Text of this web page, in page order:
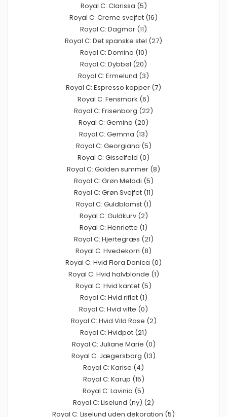
Royal C: Clarissa (5)
Royal C: Creme svejfet (16)
Royal C: Dagmar (11)
Royal C: Det spanske stel (27)
Royal C: Domino (10)
Royal C: Dybbøl (20)
Royal C: Ermelund (3)
Royal C: Espresso kopper (7)
Royal C: Fensmark (6)
Royal C: Frisenborg (22)
Royal C: Gemina (20)
Royal C: Gemma (13)
Royal C: Georgiana (5)
Royal C: Gisselfeld (0)
Royal C: Golden summer (8)
Royal C: Grøn Melodi (5)
Royal C: Grøn Svejfet (11)
Royal C: Guldblomst (1)
Royal C: Guldkurv (2)
Royal C: Henriette (1)
Royal C: Hjertegræs (21)
Royal C: Hvedekorn (8)
Royal C: Hvid Flora Danica (0)
Royal C: Hvid halvblonde (1)
Royal C: Hvid kantet (5)
Royal C: Hvid riflet (1)
Royal C: Hvid vifte (0)
Royal C: Hvid Vild Rose (2)
Royal C: Hvidpot (21)
Royal C: Juliane Marie (0)
Royal C: Jægersborg (13)
Royal C: Karise (4)
Royal C: Karup (15)
Royal C: Lavinia (5)
Royal C: Liselund (ny) (2)
Royal C: Liselund uden dekoration (5)